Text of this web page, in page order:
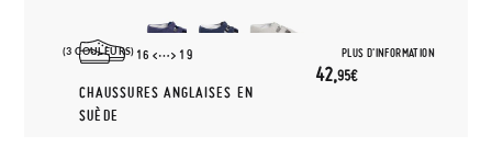
(3 COULEURS) PLUS D'INFORMATION
16 19
CHAUSSURES ANGLAISES EN
SUÈDE
42,95€